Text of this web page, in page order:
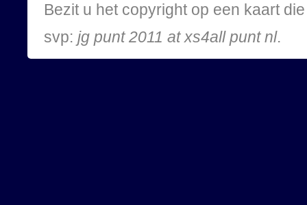
Bezit u het copyright op een kaart
svp: jg punt 2011 at xs4all punt nl.